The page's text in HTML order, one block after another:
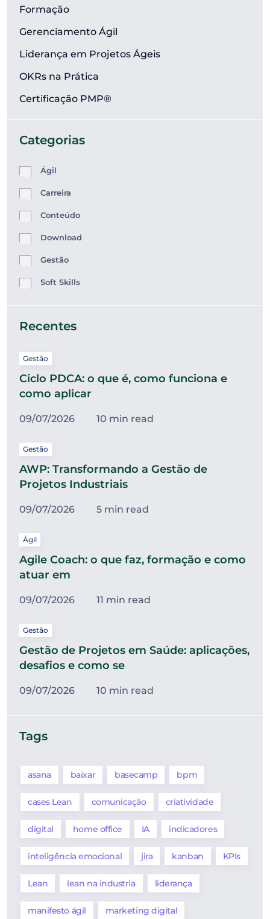
Formação
Gerenciamento Ágil
Liderança em Projetos Ágeis
OKRs na Prática
Certificação PMP®
Categorias
Ágil
Carreira
Conteúdo
Download
Gestão
Soft Skills
Recentes
Gestão
Ciclo PDCA: o que é, como funciona e
como aplicar
09/07/2026 10 min read
Gestão
AWP: Transformando a Gestão de
Projetos Industriais
09/07/2026 5 min read
Ágil
Agile Coach: o que faz, formação e como
atuar em
09/07/2026 11 min read
Gestão
Gestão de Projetos em Saúde: aplicações,
desafios e como se
09/07/2026 10 min read
Tags
asana baixar basecamp bpm
cases Lean comunicação criatividade
digital home office IA indicadores
inteligência emocional jira kanban KPIs
Lean lean na industria liderança
manifesto ágil marketing digital